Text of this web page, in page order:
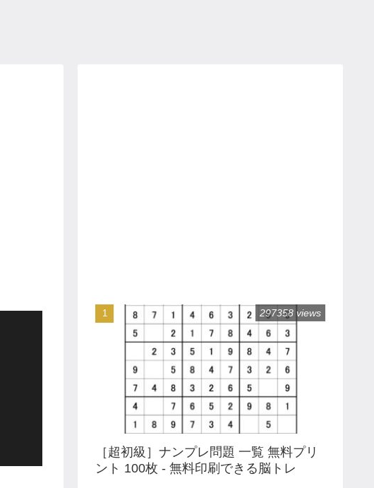
［超初級］ナンプレ問題 一覧 無料プリ
ント 100枚 - 無料印刷できる脳トレ
297358 views